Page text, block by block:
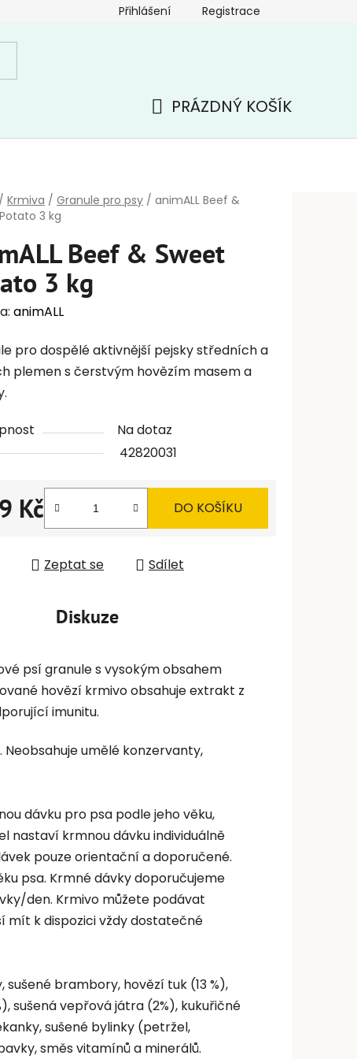
Přihlášení Registrace
PRÁZDNÝ KOŠÍK
/ Krmiva / Granule pro psy / animALL Beef &
3 kg
Beef & Sweet
3 kg
animALL
pro dospělé aktivnější pejsky středních a
plemen s čerstvým hovězím masem a
Na dotaz
42820031
Kč
cena:
DO KOŠÍKU
Zeptat se Sdílet
Diskuze
psí granule s vysokým obsahem
hovězí krmivo obsahuje extrakt z
imunitu.
Neobsahuje umělé konzervanty,
dávku pro psa podle jeho věku,
nastaví krmnou dávku individuálně
pouze orientační a doporučené.
psa. Krmné dávky doporučujeme
den. Krmivo můžete podávat
mít k dispozici vždy dostatečné
brambory, hovězí tuk (13 %),
sušená vepřová játra (2%), kukuřičné
sušené bylinky (petržel,
směs vitamínů a minerálů.